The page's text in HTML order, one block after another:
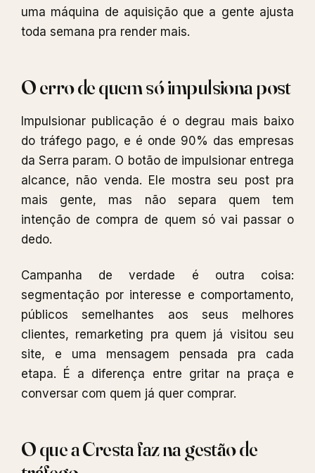
uma máquina de aquisição que a gente ajusta
toda semana pra render mais.
O erro de quem só impulsiona post
Impulsionar publicação é o degrau mais baixo
do tráfego pago, e é onde 90% das empresas
da Serra param. O botão de impulsionar entrega
alcance, não venda. Ele mostra seu post pra
mais gente, mas não separa quem tem
intenção de compra de quem só vai passar o
dedo.
Campanha de verdade é outra coisa:
segmentação por interesse e comportamento,
públicos semelhantes aos seus melhores
clientes, remarketing pra quem já visitou seu
site, e uma mensagem pensada pra cada
etapa. É a diferença entre gritar na praça e
conversar com quem já quer comprar.
O que a Cresta faz na gestão de